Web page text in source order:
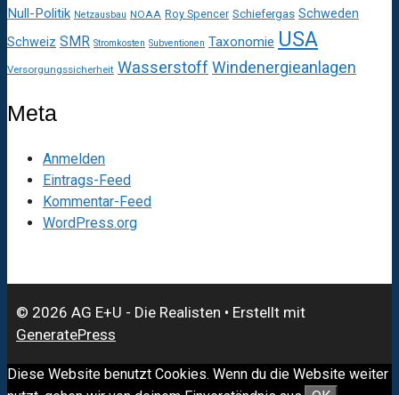
Null-Politik Netzausbau NOAA Roy Spencer Schiefergas Schweden
Schweiz SMR Stromkosten Subventionen Taxonomie USA
Versorgungssicherheit Wasserstoff Windenergieanlagen
Meta
Anmelden
Eintrags-Feed
Kommentar-Feed
WordPress.org
© 2026 AG E+U - Die Realisten • Erstellt mit
GeneratePress
Diese Website benutzt Cookies. Wenn du die Website weiter